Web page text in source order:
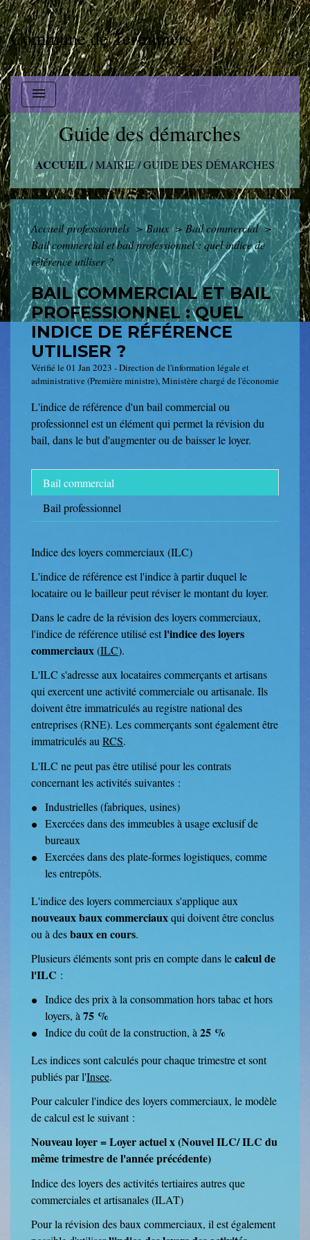
Commune de Terminiers
menu
Guide des démarches
ACCUEIL/MAIRIE/GUIDE DES DÉMARCHES
Accueil professionnels > Baux > Bail commercial>
Bail commercial et bail professionnel : quel indice de
référence utiliser ?
BAIL COMMERCIAL ET BAIL
PROFESSIONNEL : QUEL
INDICE DE RÉFÉRENCE
UTILISER ?
Vérifié le 01 Jan 2023 - Direction de l'information légale et
administrative (Première ministre), Ministère chargé de l'économie
L'indice de référence d'un bail commercial ou
professionnel est un élément qui permet la révision du
bail, dans le but d'augmenter ou de baisser le loyer.
Bail commercial
Bail professionnel
Indice des loyers commerciaux (ILC)
L'indice de référence est l'indice à partir duquel le
locataire ou le bailleur peut réviser le montant du loyer.
Dans le cadre de la révision des loyers commerciaux,
l'indice de référence utilisé estl'indice des loyers
commerciaux(ILC).
L'ILC s'adresse aux locataires commerçants et artisans
qui exercent une activité commerciale ou artisanale. Ils
doivent être immatriculés au registre national des
entreprises (RNE). Les commerçants sont également être
immatriculés auRCS.
L'ILC ne peut pas être utilisé pour les contrats
concernant les activités suivantes :
Industrielles (fabriques, usines)
Exercées dans des immeubles à usage exclusif de
bureaux
Exercées dans des plate-formes logistiques, comme
les entrepôts.
L'indice des loyers commerciaux s'applique aux
nouveaux baux commerciauxqui doivent être conclus
ou à desbaux en cours.
Plusieurs éléments sont pris en compte dans lecalcul de
l'ILC :
Indice des prix à la consommation hors tabac et hors
loyers, à 75 %
Indice du coût de la construction, à 25 %
Les indices sont calculés pour chaque trimestre et sont
publiés par l'Insee.
Pour calculer l'indice des loyers commerciaux, le modèle
de calcul est le suivant :
Nouveau loyer = Loyer actuel x (Nouvel ILC/ ILC du
même trimestre de l'année précédente)
Indice des loyers des activités tertiaires autres que
commerciales et artisanales (ILAT)
Pour la révision des baux commerciaux, il est également